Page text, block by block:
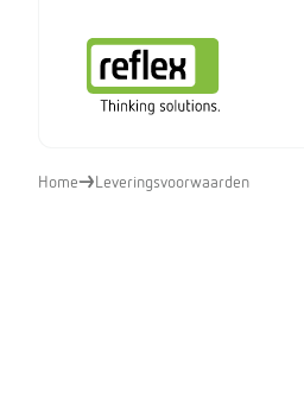
Home Leveringsvoorwaarden